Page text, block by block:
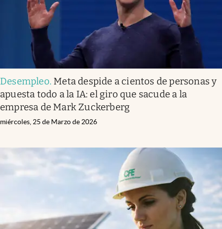
Desempleo. Meta despide a cientos de personas y
apuesta todo a la IA: el giro que sacude a la
empresa de Mark Zuckerberg
miércoles, 25 de Marzo de 2026